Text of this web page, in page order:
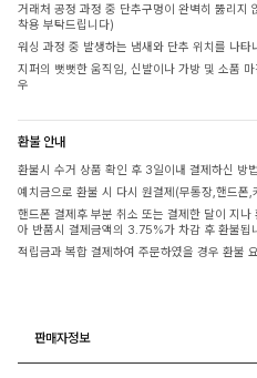
거래처 공정 과정 중 단추구멍이 완벽히 뚫리지
착용 부탁드립니다)
워싱 과정 중 발생하는 냄새와 단추 위치를 나타
지퍼의 뻣뻣한 움직임, 신발이나 가방 및 소품
우
환불 안내
환불시 수거 상품 확인 후 3일이내 결제하신 방
예치금으로 환불 시 다시 원결제(무통장,핸드폰,
핸드폰 결제후 부분 취소 또는 결제한 달이 지
아 반품시 결제금액의 3.75%가 차감 후 환불됩
적립금과 복합 결제하여 주문하였을 경우 환불
판매자정보